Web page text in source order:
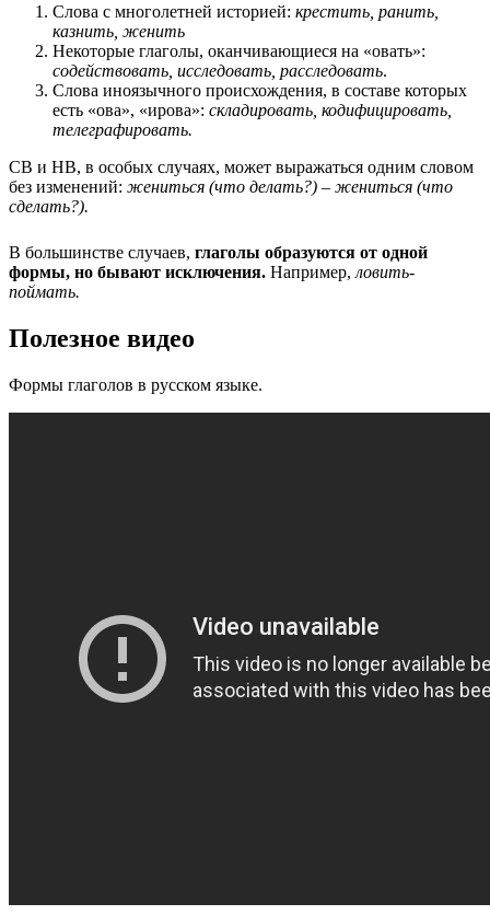
Слова с многолетней историей: крестить, ранить,
казнить, женить
Некоторые глаголы, оканчивающиеся на «овать»:
содействовать, исследовать, расследовать.
Слова иноязычного происхождения, в составе которых
есть «ова», «ирова»: складировать, кодифицировать,
телеграфировать.
СВ и НВ, в особых случаях, может выражаться одним словом
без изменений: жениться (что делать?) – жениться (что
сделать?).
В большинстве случаев, глаголы образуются от одной
формы, но бывают исключения. Например, ловить-
поймать.
Полезное видео
Формы глаголов в русском языке.